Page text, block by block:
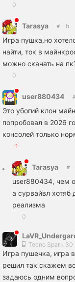
0
Tarasya
Игра пушка,но
найти, ток в
можно скачать на
0
user880434
Это убогий клон
попробовал в 2026
консолей только
-1
Tarasya
user880434, чем
а сурвайвл хотяб
реализма
0
Tecno Spark 30
Игра пушечка, игра
решил так скажем
задаюсь одним